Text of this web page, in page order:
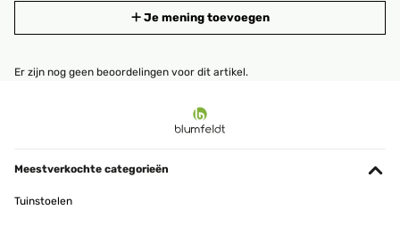
Je mening toevoegen
Er zijn nog geen beoordelingen voor dit artikel.
Meestverkochte categorieën
Tuinstoelen